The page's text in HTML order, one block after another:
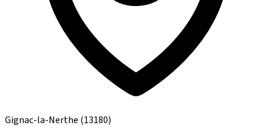
Gignac-la-Nerthe (13180)